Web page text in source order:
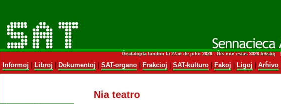
Ĝisdatigita lundon la 27an de julio 2026 . Ĝis nun estas 3026 tekstoj
Informoj Libroj Dokumentoj SAT-organo| Frakcioj SAT-kulturo| Fakoj Ligoj Arĥivo|
Nia teatro